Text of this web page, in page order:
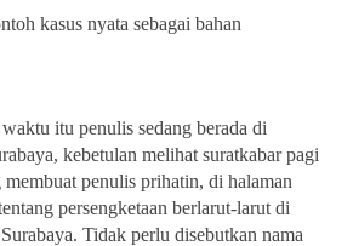
kasus nyata sebagai bahan
itu penulis sedang berada di
kebetulan melihat suratkabar pagi
membuat penulis prihatin, di halaman
persengketaan berlarut-larut di
Tidak perlu disebutkan nama